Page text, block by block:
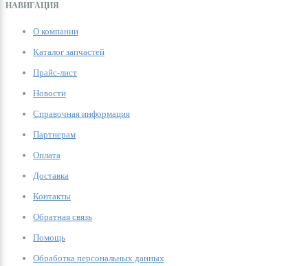
НАВИГАЦИЯ
О компании
Каталог запчастей
Прайс-лист
Новости
Справочная информация
Партнерам
Оплата
Доставка
Контакты
Обратная связь
Помощь
Обработка персональных данных